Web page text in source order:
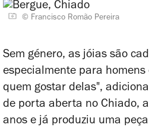
© Francisco Romão Pereira
Sem género, as jóias são
especialmente para
quem gostar delas",
de porta aberta no Chiado,
anos e já produziu uma